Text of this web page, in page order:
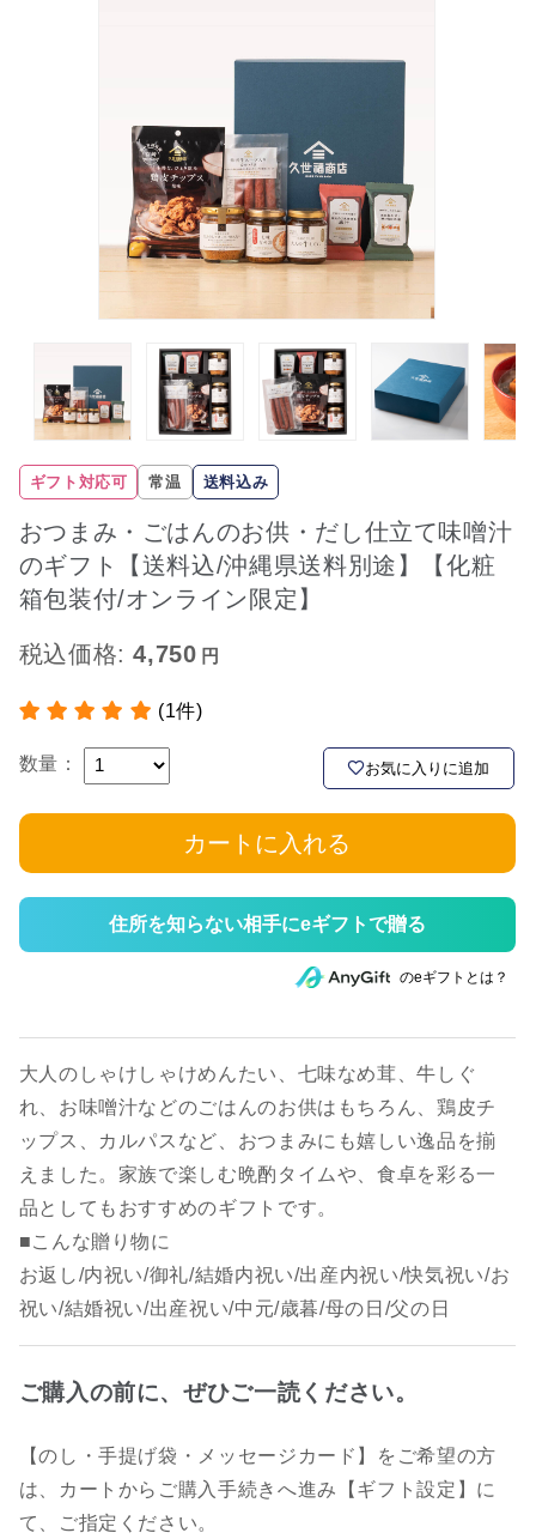
ギフト対応可 常温 送料込み
おつまみ・ごはんのお供・だし仕立て味噌汁
のギフト【送料込/沖縄県送料別途】【化粧
箱包装付/オンライン限定】
税込価格:4,750
(1件)
数量： お気に入りに追加
カートに入れる
住所を知らない相手にeギフトで贈る
のeギフトとは？
大人のしゃけしゃけめんたい、七味なめ茸、牛しぐ
れ、お味噌汁などのごはんのお供はもちろん、鶏皮チ
ップス、カルパスなど、おつまみにも嬉しい逸品を揃
えました。家族で楽しむ晩酌タイムや、食卓を彩る一
品としてもおすすめのギフトです。
■こんな贈り物に
お返し/内祝い/御礼/結婚内祝い/出産内祝い/快気祝い/お
祝い/結婚祝い/出産祝い/中元/歳暮/母の日/父の日
ご購入の前に、ぜひご一読ください。
【のし・手提げ袋・メッセージカード】をご希望の方
は、カートからご購入手続きへ進み【ギフト設定】に
て、ご指定ください。